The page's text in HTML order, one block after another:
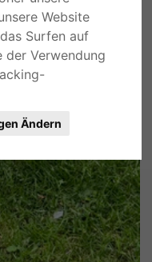
Website
Surfen auf
der Verwendung
Ändern